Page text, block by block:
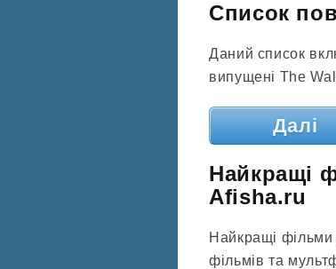
Список
Даний список
випущені The
Далі
Найкращі
Afisha.ru
Найкращі фільми
фільмів та